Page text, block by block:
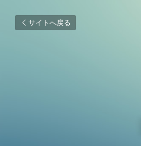
サイトへ戻る